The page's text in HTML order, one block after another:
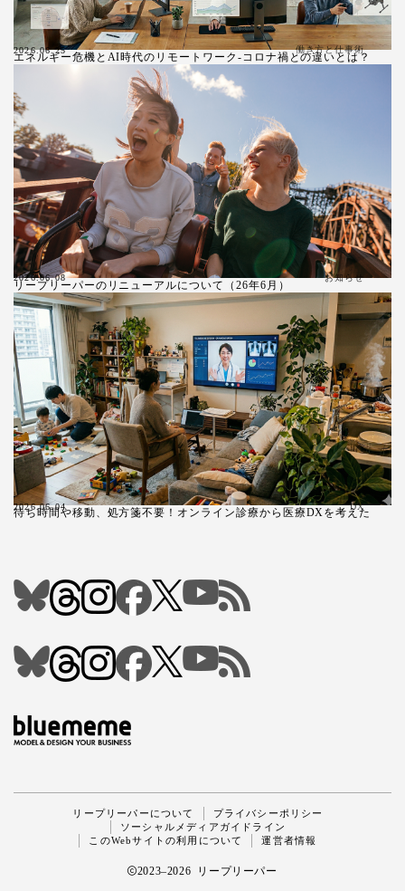
エネルギー危機とAI時代のリモートワーク-コロナ禍との違いとは？
2026.06.25 働き方と仕事術
リープリーパーのリニューアルについて（26年6月）
2026.06.08 お知らせ
待ち時間や移動、処方箋不要！オンライン診療から医療DXを考えた
2026.06.04 DX
リープリーパーについて
プライバシーポリシー
ソーシャルメディアガイドライン
このWebサイトの利用について
運営者情報
2023–2026 リープリーパー